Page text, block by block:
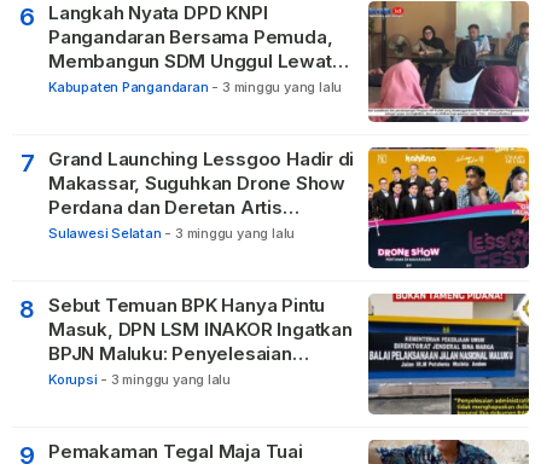
6
Langkah Nyata DPD KNPI
Pangandaran Bersama Pemuda,
Membangun SDM Unggul Lewat
Pendidikan
Kabupaten Pangandaran - 3 minggu yang lalu
7
Grand Launching Lessgoo Hadir di
Makassar, Suguhkan Drone Show
Perdana dan Deretan Artis
Nasional
Sulawesi Selatan - 3 minggu yang lalu
8
Sebut Temuan BPK Hanya Pintu
Masuk, DPN LSM INAKOR Ingatkan
BPJN Maluku: Penyelesaian
Administratif Tidak Menghapus
Pidana
Korupsi - 3 minggu yang lalu
9
Pemakaman Tegal Maja Tuai